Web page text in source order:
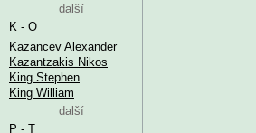
další
K - O
Kazancev Alexander
Kazantzakis Nikos
King Stephen
King William
další
P - T